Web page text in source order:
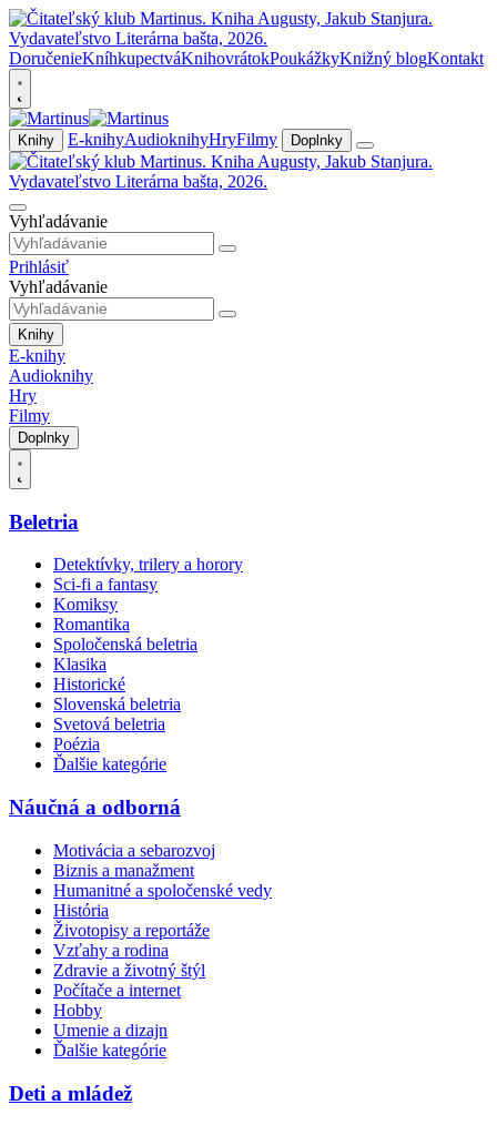
DoručenieKníhkupectváKnihovrátokPoukážkyKnižný blogKontakt
Knihy E-knihyAudioknihyHryFilmy Doplnky
Vyhľadávanie
Prihlásiť
Vyhľadávanie
Knihy
E-knihy
Audioknihy
Hry
Filmy
Doplnky
Beletria
Detektívky, trilery a horory
Sci-fi a fantasy
Komiksy
Romantika
Spoločenská beletria
Klasika
Historické
Slovenská beletria
Svetová beletria
Poézia
Ďalšie kategórie
Náučná a odborná
Motivácia a sebarozvoj
Biznis a manažment
Humanitné a spoločenské vedy
História
Životopisy a reportáže
Vzťahy a rodina
Zdravie a životný štýl
Počítače a internet
Hobby
Umenie a dizajn
Ďalšie kategórie
Deti a mládež